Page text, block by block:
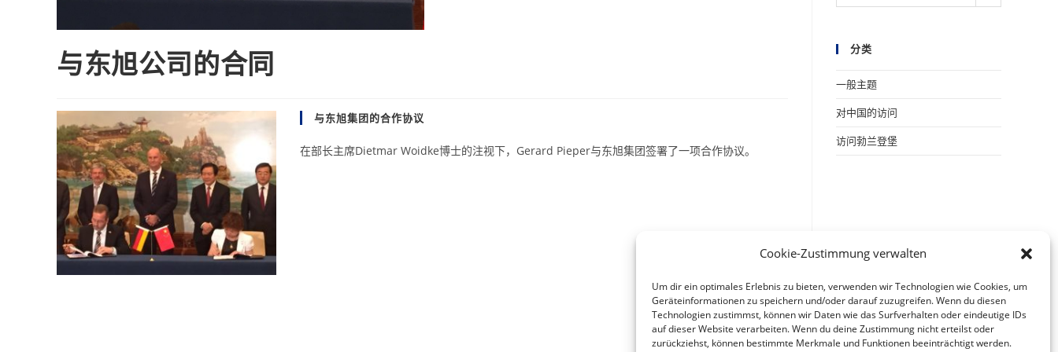
Cookie-Zustimmung verwalten
Um dir ein optimales Erlebnis zu bieten, verwenden wir Technologien wie Cookies, um
Geräteinformationen zu speichern und/oder darauf zuzugreifen. Wenn du diesen
Technologien zustimmst, können wir Daten wie das Surfverhalten oder eindeutige IDs
auf dieser Website verarbeiten. Wenn du deine Zustimmung nicht erteilst oder
zurückziehst, können bestimmte Merkmale und Funktionen beeinträchtigt werden.
与东旭公司的合同
与东旭集团的合作协议
在部长主席Dietmar Woidke博士的注视下，Gerard Pieper与东旭集团签署了一项合作协议。
档
分类
一般主题
对中国的访问
访问勃兰登堡